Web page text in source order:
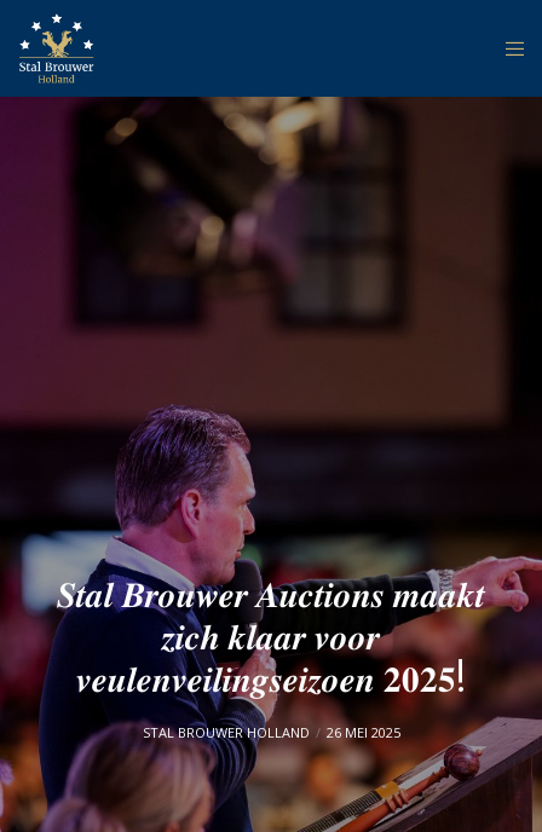
𝑺𝒕𝒂𝒍 𝑩𝒓𝒐𝒖𝒘𝒆𝒓 𝑨𝒖𝒄𝒕𝒊𝒐𝒏𝒔 𝒎𝒂𝒂𝒌𝒕
𝒛𝒊𝒄𝒉 𝒌𝒍𝒂𝒂𝒓 𝒗𝒐𝒐𝒓
𝒗𝒆𝒖𝒍𝒆𝒏𝒗𝒆𝒊𝒍𝒊𝒏𝒈𝒔𝒆𝒊𝒛𝒐𝒆𝒏 𝟐𝟎𝟐𝟓!
STAL BROUWER HOLLAND 26 MEI 2025